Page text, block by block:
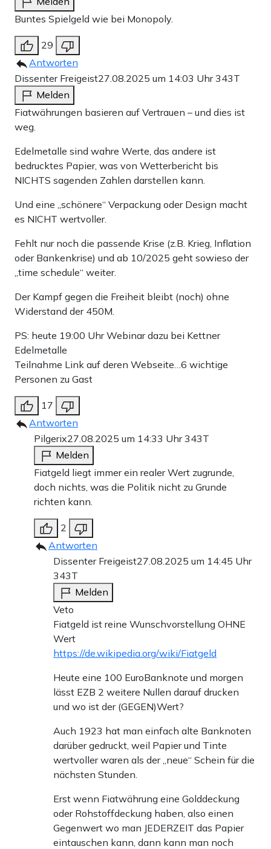
zentralistischen Öko-Traums.
von Euro-Banknoten den Verfall Europas mit
unangenehmen und kompromittierenden Motiven für die
Nachwelt dokumentiert. Möglicherweise wäre ja der
Rhein mit Hochwasser ein passendes Motiv. Immerhin ist
es Deutschland, das dem Euro mit seinem historischen
Schuldenprogramm eine Billion frischen Kredits
hinzufügen wird.
Teilen:
Zu den Kommentaren (23)
Einmalig Monatlich
Apollo News unterstützen
Zahlungsoptionen:
10 €
15 € 25 € 50 € 100 €
Buntes Spielgeld wie bei Monopoly.
29
Antworten
Dissenter Freigeist27.08.2025 um 14:03 Uhr343T
Melden
Fiatwährungen basieren auf Vertrauen – und dies ist
weg.
Edelmetalle sind wahre Werte, das andere ist
bedrucktes Papier, was von Wetterbericht bis
NICHTS sagenden Zahlen darstellen kann.
Und eine „schönere“ Verpackung oder Design macht
es NICHT wertvoller.
Fehlt nur noch die passende Krise (z.B. Krieg, Inflation
oder Bankenkrise) und ab 10/2025 geht sowieso der
„time schedule“ weiter.
Der Kampf gegen die Freiheit bleibt (noch) ohne
Widerstand der 450M.
PS: heute 19:00 Uhr Webinar dazu bei Kettner
Edelmetalle
Teilnahme Link auf deren Webseite…6 wichtige
Personen zu Gast
17
Antworten
Pilgerix27.08.2025 um 14:33 Uhr343T
Melden
Fiatgeld liegt immer ein realer Wert zugrunde,
doch nichts, was die Politik nicht zu Grunde
richten kann.
2
Antworten
Dissenter Freigeist27.08.2025 um 14:45 Uhr
343T
Melden
Veto
Fiatgeld ist reine Wunschvorstellung OHNE
Wert
https://de.wikipedia.org/wiki/Fiatgeld
Heute eine 100 EuroBanknote und morgen
lässt EZB 2 weitere Nullen darauf drucken
und wo ist der (GEGEN)Wert?
Auch 1923 hat man einfach alte Banknoten
darüber gedruckt, weil Papier und Tinte
wertvoller waren als der „neue“ Schein für die
nächsten Stunden.
Erst wenn Fiatwährung eine Golddeckung
oder Rohstoffdeckung haben, also einen
Gegenwert wo man JEDERZEIT das Papier
eintauschen kann, dann kann man noch